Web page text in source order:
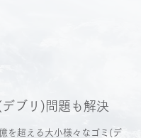
ブリ)問題も解決
を超える大小様々なゴミ(デ